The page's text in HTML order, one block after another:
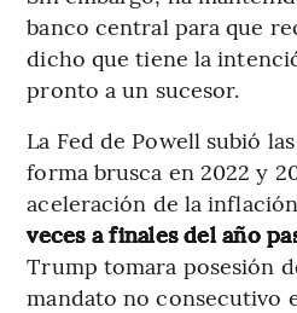
banco central para que
dicho que tiene la
pronto a un sucesor.
La Fed de Powell subió
forma brusca en 2022 y
aceleración de la
veces a finales del año
Trump tomara posesión
mandato no consecutivo